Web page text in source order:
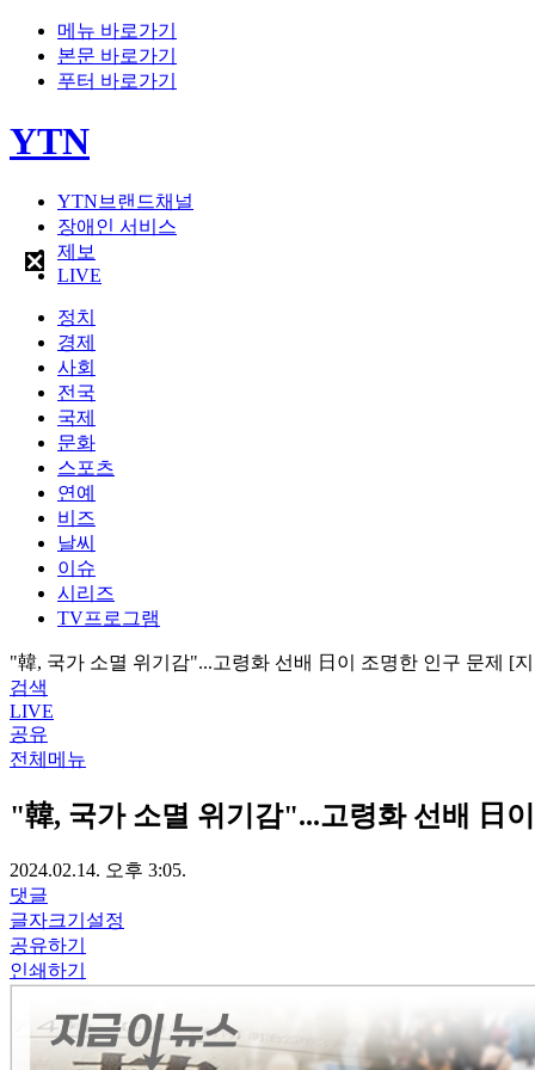
메뉴 바로가기
본문 바로가기
푸터 바로가기
YTN
YTN브랜드채널
장애인 서비스
제보
LIVE
정치
경제
사회
전국
국제
문화
스포츠
연예
비즈
날씨
이슈
시리즈
TV프로그램
"韓, 국가 소멸 위기감"...고령화 선배 日이 조명한 인구 문제 [
검색
LIVE
공유
전체메뉴
"韓, 국가 소멸 위기감"...고령화 선배 日
2024.02.14. 오후 3:05.
댓글
글자크기설정
공유하기
인쇄하기